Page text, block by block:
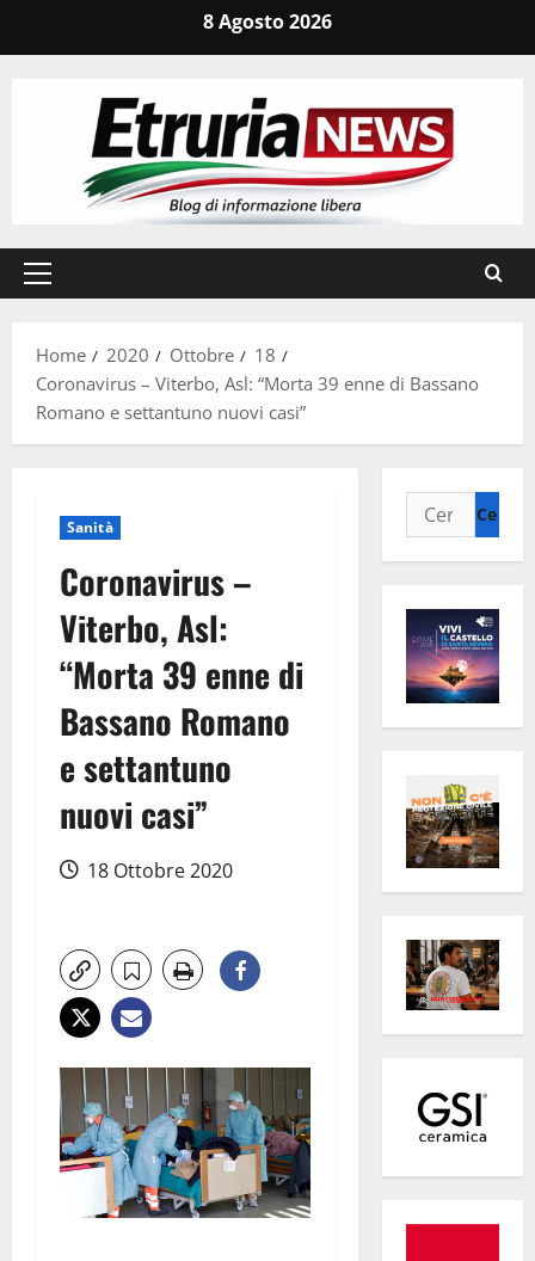
8 Agosto 2026
Menu
Home
2020 Ottobre
18
Coronavirus – Viterbo, Asl: “Morta 39 enne di Bassano
Romano e settantuno nuovi casi”
Sanità
Coronavirus –
Viterbo, Asl:
“Morta 39 enne di
Bassano Romano
e settantuno
nuovi casi”
18 Ottobre 2020
Ricerca
per: